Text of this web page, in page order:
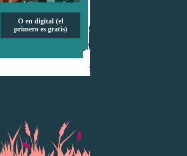
O en digital (el
primero es gratis)